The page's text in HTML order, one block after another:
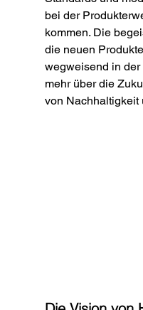
bei der
kommen. Die
die neuen
wegweisend in
mehr über die
von Nachhaltigkeit